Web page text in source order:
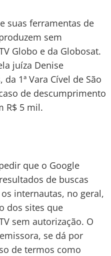
suas ferramentas de
sem
Globo e da Globosat.
juíza Denise
1ª Vara Cível de São
de descumprimento
R$ 5 mil.
que o Google
de buscas
internautas, no geral,
dos sites que
sem autorização. O
se dá por
de termos como